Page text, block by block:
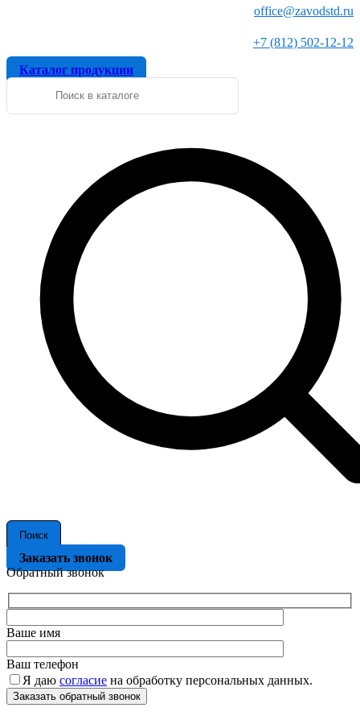
office@zavodstd.ru
+7 (812) 502-12-12
Каталог продукции
Поиск
Заказать звонок
Обратный звонок
Ваше имя
Ваш телефон
Я даю согласие на обработку персональных данных.